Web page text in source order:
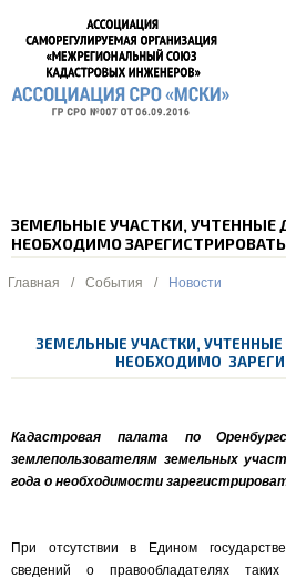
ЗЕМЕЛЬНЫЕ УЧАСТКИ, УЧТЕННЫЕ
НЕОБХОДИМО ЗАРЕГИСТРИРОВАТЬ
Главная / События / Новости
ЗЕМЕЛЬНЫЕ УЧАСТКИ,
НЕОБХОДИМО
Кадастровая палата по
землепользователям земельных
года о необходимости
При отсутствии в Едином
сведений о правообладателях